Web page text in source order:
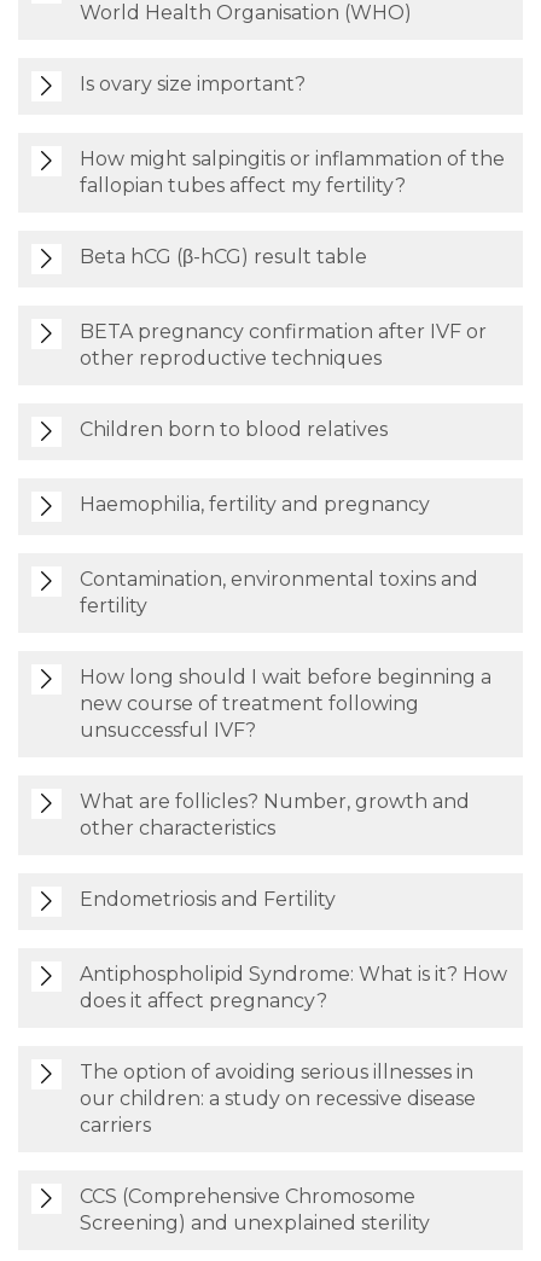
World Health Organisation (WHO)
Is ovary size important?
How might salpingitis or inflammation of the
fallopian tubes affect my fertility?
Beta hCG (β-hCG) result table
BETA pregnancy confirmation after IVF or
other reproductive techniques
Children born to blood relatives
Haemophilia, fertility and pregnancy
Contamination, environmental toxins and
fertility
How long should I wait before beginning a
new course of treatment following
unsuccessful IVF?
What are follicles? Number, growth and
other characteristics
Endometriosis and Fertility
Antiphospholipid Syndrome: What is it? How
does it affect pregnancy?
The option of avoiding serious illnesses in
our children: a study on recessive disease
carriers
CCS (Comprehensive Chromosome
Screening) and unexplained sterility